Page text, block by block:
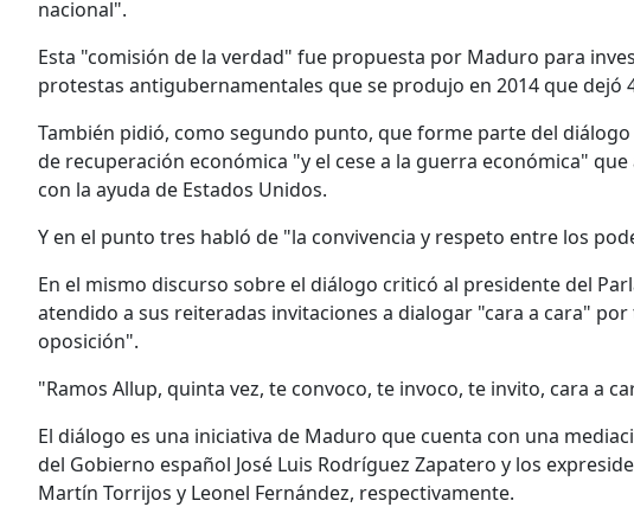
nacional".
Esta "comisión de la verdad" fue propuesta por Maduro para
protestas antigubernamentales que se produjo en 2014 que dejó
También pidió, como segundo punto, que forme parte del
de recuperación económica "y el cese a la guerra económica"
con la ayuda de Estados Unidos.
Y en el punto tres habló de "la convivencia y respeto entre los
En el mismo discurso sobre el diálogo criticó al presidente del
atendido a sus reiteradas invitaciones a dialogar "cara a cara"
oposición".
"Ramos Allup, quinta vez, te convoco, te invoco, te invito, cara a
El diálogo es una iniciativa de Maduro que cuenta con una
del Gobierno español José Luis Rodríguez Zapatero y los
Martín Torrijos y Leonel Fernández, respectivamente.